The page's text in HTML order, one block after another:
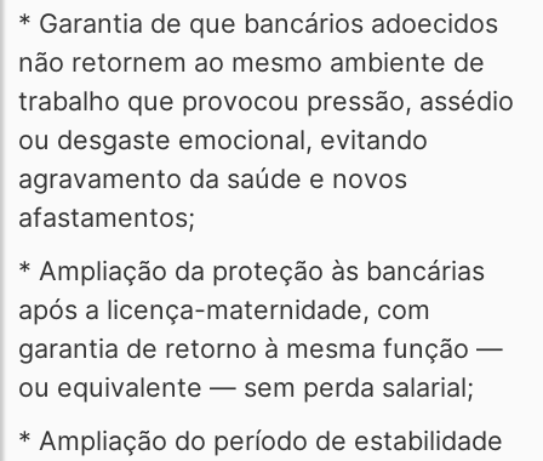
* Garantia de que bancários adoecidos
não retornem ao mesmo ambiente de
trabalho que provocou pressão, assédio
ou desgaste emocional, evitando
agravamento da saúde e novos
afastamentos;
* Ampliação da proteção às bancárias
após a licença-maternidade, com
garantia de retorno à mesma função —
ou equivalente — sem perda salarial;
* Ampliação do período de estabilidade